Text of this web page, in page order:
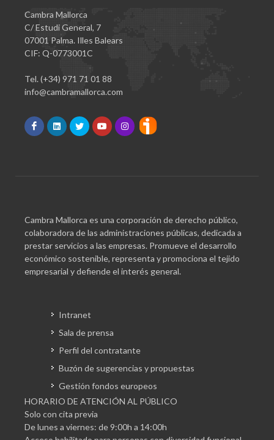
Cambra Mallorca
C/ Estudi General, 7
07001 Palma. Illes Balears
CIF: Q-0773001C
Tel. (+34) 971 71 01 88
info@cambramallorca.com
Cambra Mallorca es una corporación de derecho público,
colaboradora de las administraciones públicas, dedicada a
prestar servicios a las empresas. Promueve el desarrollo
económico sostenible, representa y promociona el tejido
empresarial y defiende el interés general.
Intranet
Sala de prensa
Perfil del contratante
Buzón de sugerencias y propuestas
Gestión fondos europeos
HORARIO DE ATENCIÓN AL PÚBLICO
Solo con cita previa
De lunes a viernes: de 9:00h a 14:00h